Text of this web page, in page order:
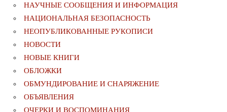
НАУЧНЫЕ СООБЩЕНИЯ И ИНФОРМАЦИЯ
НАЦИОНАЛЬНАЯ БЕЗОПАСНОСТЬ
НЕОПУБЛИКОВАННЫЕ РУКОПИСИ
НОВОСТИ
НОВЫЕ КНИГИ
ОБЛОЖКИ
ОБМУНДИРОВАНИЕ И СНАРЯЖЕНИЕ
ОБЪЯВЛЕНИЯ
ОЧЕРКИ И ВОСПОМИНАНИЯ